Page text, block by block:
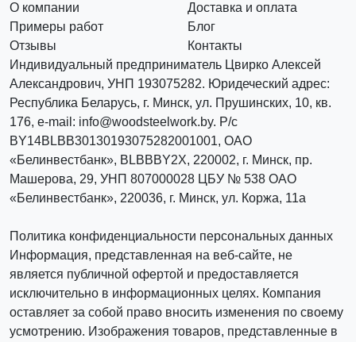
О компании
Доставка и оплата
Примеры работ
Блог
Отзывы
Контакты
Индивидуальный предприниматель Цвирко Алексей
Александрович, УНП 193075282. Юридеческий адрес:
Республика Беларусь, г. Минск, ул. Прушинских, 10, кв.
176, e-mail: info@woodsteelwork.by. Р/с
BY14BLBB30130193075282001001, ОАО
«Белинвестбанк», BLBBBY2X, 220002, г. Минск, пр.
Машерова, 29, УНП 807000028 ЦБУ № 538 ОАО
«Белинвестбанк», 220036, г. Минск, ул. Коржа, 11а
Политика конфиденциальности персональных данных
Информация, представленная на веб-сайте, не
является публичной офертой и предоставляется
исключительно в информационных целях. Компания
оставляет за собой право вносить изменения по своему
усмотрению. Изображения товаров, представленные в